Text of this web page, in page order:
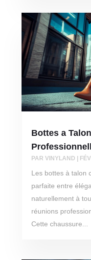
Bottes a
PAR VINYLAND
Les bottes à talon
parfaite entre
naturellement à
réunions
Cette chaussure...